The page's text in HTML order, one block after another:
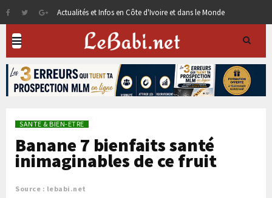
Actualités et Infos en Côte d'Ivoire et dans le Monde
SANTE & BIEN-ETRE
Banane 7 bienfaits santé
inimaginables de ce fruit
Source : lebabi.net